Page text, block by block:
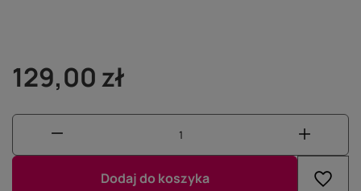
129,00 zł
Dodaj do koszyka